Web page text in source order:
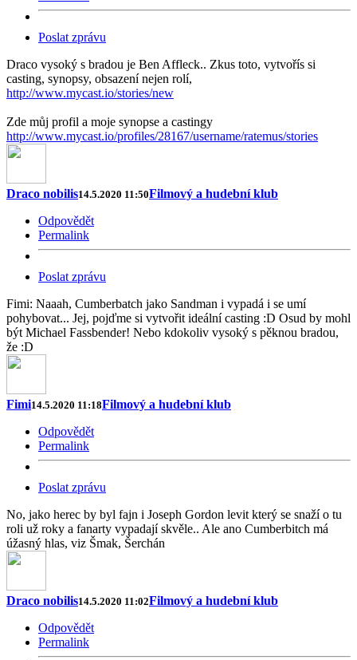
Poslat zprávu
Draco vysoký s bradou je Ben Affleck.. Zkus toto, vytvořís si
casting, synopsy, obsazení nejen rolí,
http://www.mycast.io/stories/new
Zde můj profil a moje synopse a castingy
http://www.mycast.io/profiles/28167/username/ratemus/stories
Draco nobilis14.5.2020 11:50Filmový a hudební klub
Odpovědět
Permalink
Poslat zprávu
Fimi: Naaah, Cumberbatch jako Sandman i vypadá i se umí
pohybovat... Jej, pojďme si vytvořit ideální casting :D Osud by mohl
být Michael Fassbender! Nebo kdokoliv vysoký s pěknou bradou,
že :D
Fimi14.5.2020 11:18Filmový a hudební klub
Odpovědět
Permalink
Poslat zprávu
No, jako herec by byl fajn i Joseph Gordon levit který se snaží o tu
roli už roky a fanarty vypadají skvěle.. Ale ano Cumberbitch má
úžasný hlas, viz Šmak, Šerchán
Draco nobilis14.5.2020 11:02Filmový a hudební klub
Odpovědět
Permalink